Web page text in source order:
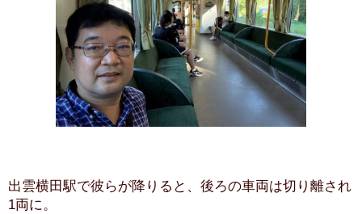
出雲横田駅で彼らが降りると、後ろの車両は切り離され
1両に。